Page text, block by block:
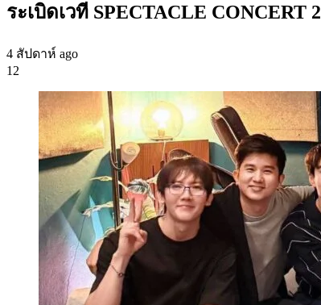
ระเบิดเวที SPECTACLE CONCERT 2
4 สัปดาห์ ago
12